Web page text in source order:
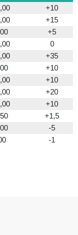
+10
+15
+5
0
+35
+10
+10
+20
+10
+1,5
-5
-1